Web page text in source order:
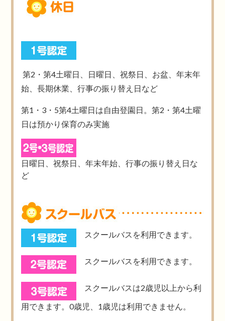
第2・第4土曜日、日曜日、祝祭日、お盆、年末年
始、長期休業、行事の振り替え日など
第1・3・5第4土曜日は自由登園日。第2・第4土曜
日は預かり保育のみ実施
日曜日、祝祭日、年末年始、行事の振り替え日な
ど
スクールバスを利用できます。
スクールバスを利用できます。
スクールバスは2歳児以上から利
用できます。0歳児、1歳児は利用できません。